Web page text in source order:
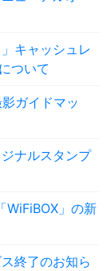
キャッシュレ
ついて
影ガイドマッ
ナルスタンプ
WiFiBOX」の新
終了のお知ら